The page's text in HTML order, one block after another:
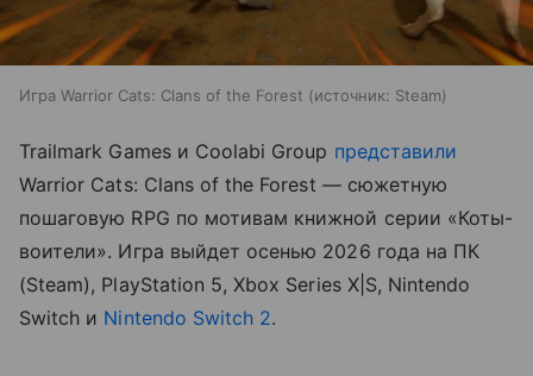
Игра Warrior Cats: Clans of the Forest источник: Steam
Trailmark Games и Coolabi Group представили
Warrior Cats: Clans of the Forest — сюжетную
пошаговую RPG по мотивам книжной серии «Коты-
воители». Игра выйдет осенью 2026 года на ПК
(Steam), PlayStation 5, Xbox Series X|S, Nintendo
Switch и Nintendo Switch 2.